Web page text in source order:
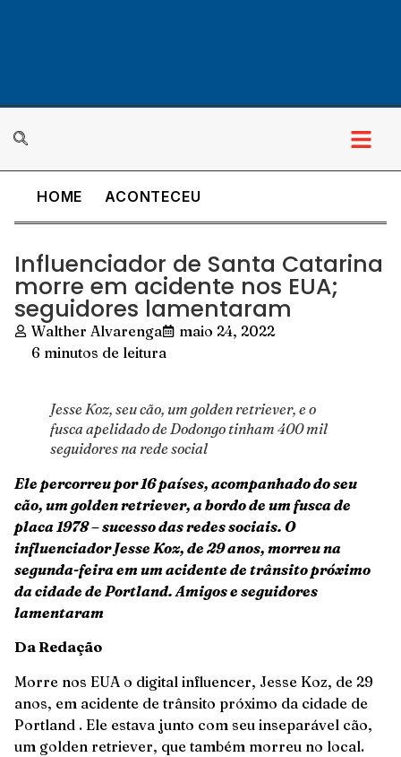
HOME ACONTECEU
Influenciador de Santa Catarina
morre em acidente nos EUA;
seguidores lamentaram
Walther Alvarenga
maio 24, 2022
6 minutos de leitura
Jesse Koz, seu cão, um golden retriever, e o
fusca apelidado de Dodongo tinham 400 mil
seguidores na rede social
Ele percorreu por 16 países, acompanhado do seu
cão, um golden retriever, a bordo de um fusca de
placa 1978 – sucesso das redes sociais. O
influenciador Jesse Koz, de 29 anos, morreu na
segunda-feira em um acidente de trânsito próximo
da cidade de Portland. Amigos e seguidores
lamentaram
Da Redação
Morre nos EUA o digital influencer, Jesse Koz, de 29
anos, em acidente de trânsito próximo da cidade de
Portland . Ele estava junto com seu inseparável cão,
um golden retriever, que também morreu no local.